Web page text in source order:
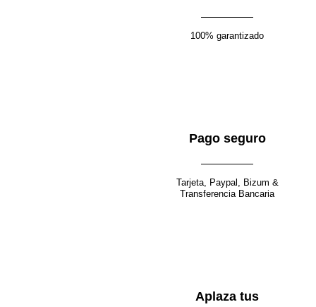
100% garantizado
Pago seguro
Tarjeta, Paypal, Bizum &
Transferencia Bancaria
Aplaza tus